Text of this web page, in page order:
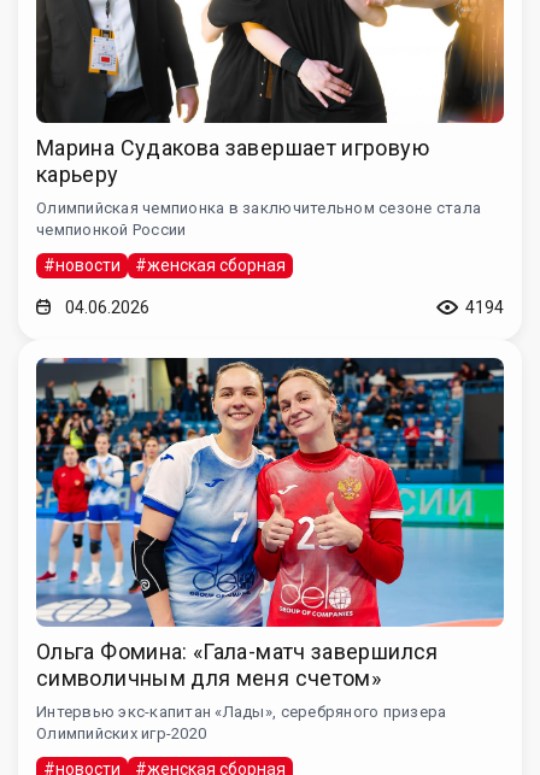
Марина Судакова завершает игровую
карьеру
Олимпийская чемпионка в заключительном сезоне стала
чемпионкой России
#новости #женская сборная
04.06.2026 4194
Ольга Фомина: «Гала-матч завершился
символичным для меня счетом»
Интервью экс-капитан «Лады», серебряного призера
Олимпийских игр-2020
#новости #женская сборная